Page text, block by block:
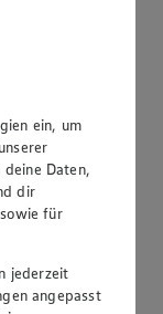
oder
Klasse I, 1 kg
ein, um
Daten,
dir
für
jederzeit
angepasst